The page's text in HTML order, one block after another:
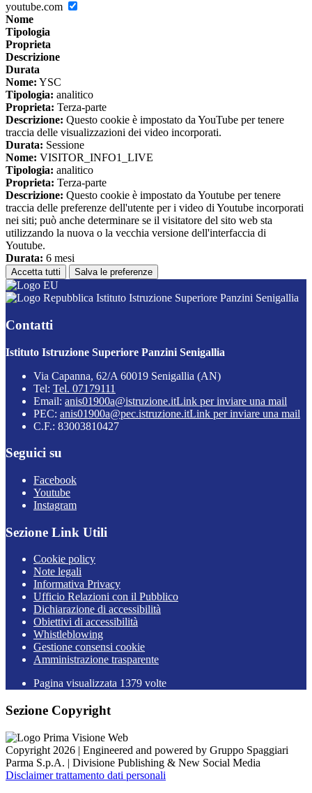
youtube.com
Nome
Tipologia
Proprieta
Descrizione
Durata
Nome: YSC
Tipologia: analitico
Proprieta: Terza-parte
Descrizione: Questo cookie è impostato da YouTube per tenere
traccia delle visualizzazioni dei video incorporati.
Durata: Sessione
Nome: VISITOR_INFO1_LIVE
Tipologia: analitico
Proprieta: Terza-parte
Descrizione: Questo cookie è impostato da Youtube per tenere
traccia delle preferenze dell'utente per i video di Youtube incorporati
nei siti; può anche determinare se il visitatore del sito web sta
utilizzando la nuova o la vecchia versione dell'interfaccia di
Youtube.
Durata: 6 mesi
Accetta tutti Salva le preferenze
Istituto Istruzione Superiore Panzini Senigallia
Contatti
Istituto Istruzione Superiore Panzini Senigallia
Via Capanna, 62/A 60019 Senigallia (AN)
Tel: Tel. 07179111
Email: anis01900a@istruzione.itLink per inviare una mail
PEC: anis01900a@pec.istruzione.itLink per inviare una mail
C.F.: 83003810427
Seguici su
Facebook
Youtube
Instagram
Sezione Link Utili
Cookie policy
Note legali
Informativa Privacy
Ufficio Relazioni con il Pubblico
Dichiarazione di accessibilità
Obiettivi di accessibilità
Whistleblowing
Gestione consensi cookie
Amministrazione trasparente
Pagina visualizzata 1379 volte
Sezione Copyright
Copyright 2026 | Engineered and powered by Gruppo Spaggiari
Parma S.p.A. | Divisione Publishing & New Social Media
Disclaimer trattamento dati personali